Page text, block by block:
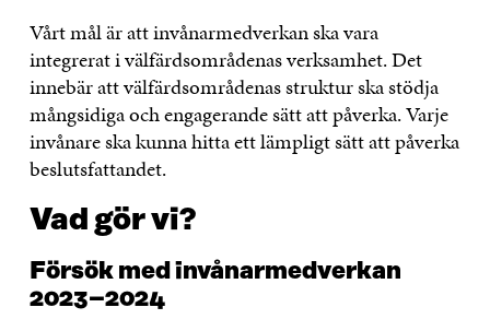
Vårt mål är att invånarmedverkan ska vara
integrerat i välfärdsområdenas verksamhet. Det
innebär att välfärdsområdenas struktur ska stödja
mångsidiga och engagerande sätt att påverka. Varje
invånare ska kunna hitta ett lämpligt sätt att påverka
beslutsfattandet.
Vad gör vi?
Försök med invånarmedverkan
2023–2024